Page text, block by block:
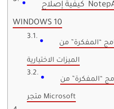
كيفية إصلاح NotepAD غير مرئي على
WINDOWS 10
“المفكرة” من
الميزات الاختيارية
“المفكرة” من
متجر Microsoft